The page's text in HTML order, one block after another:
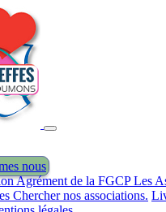
nous
Agrément de la FGCPLes
Chercher nos associations.